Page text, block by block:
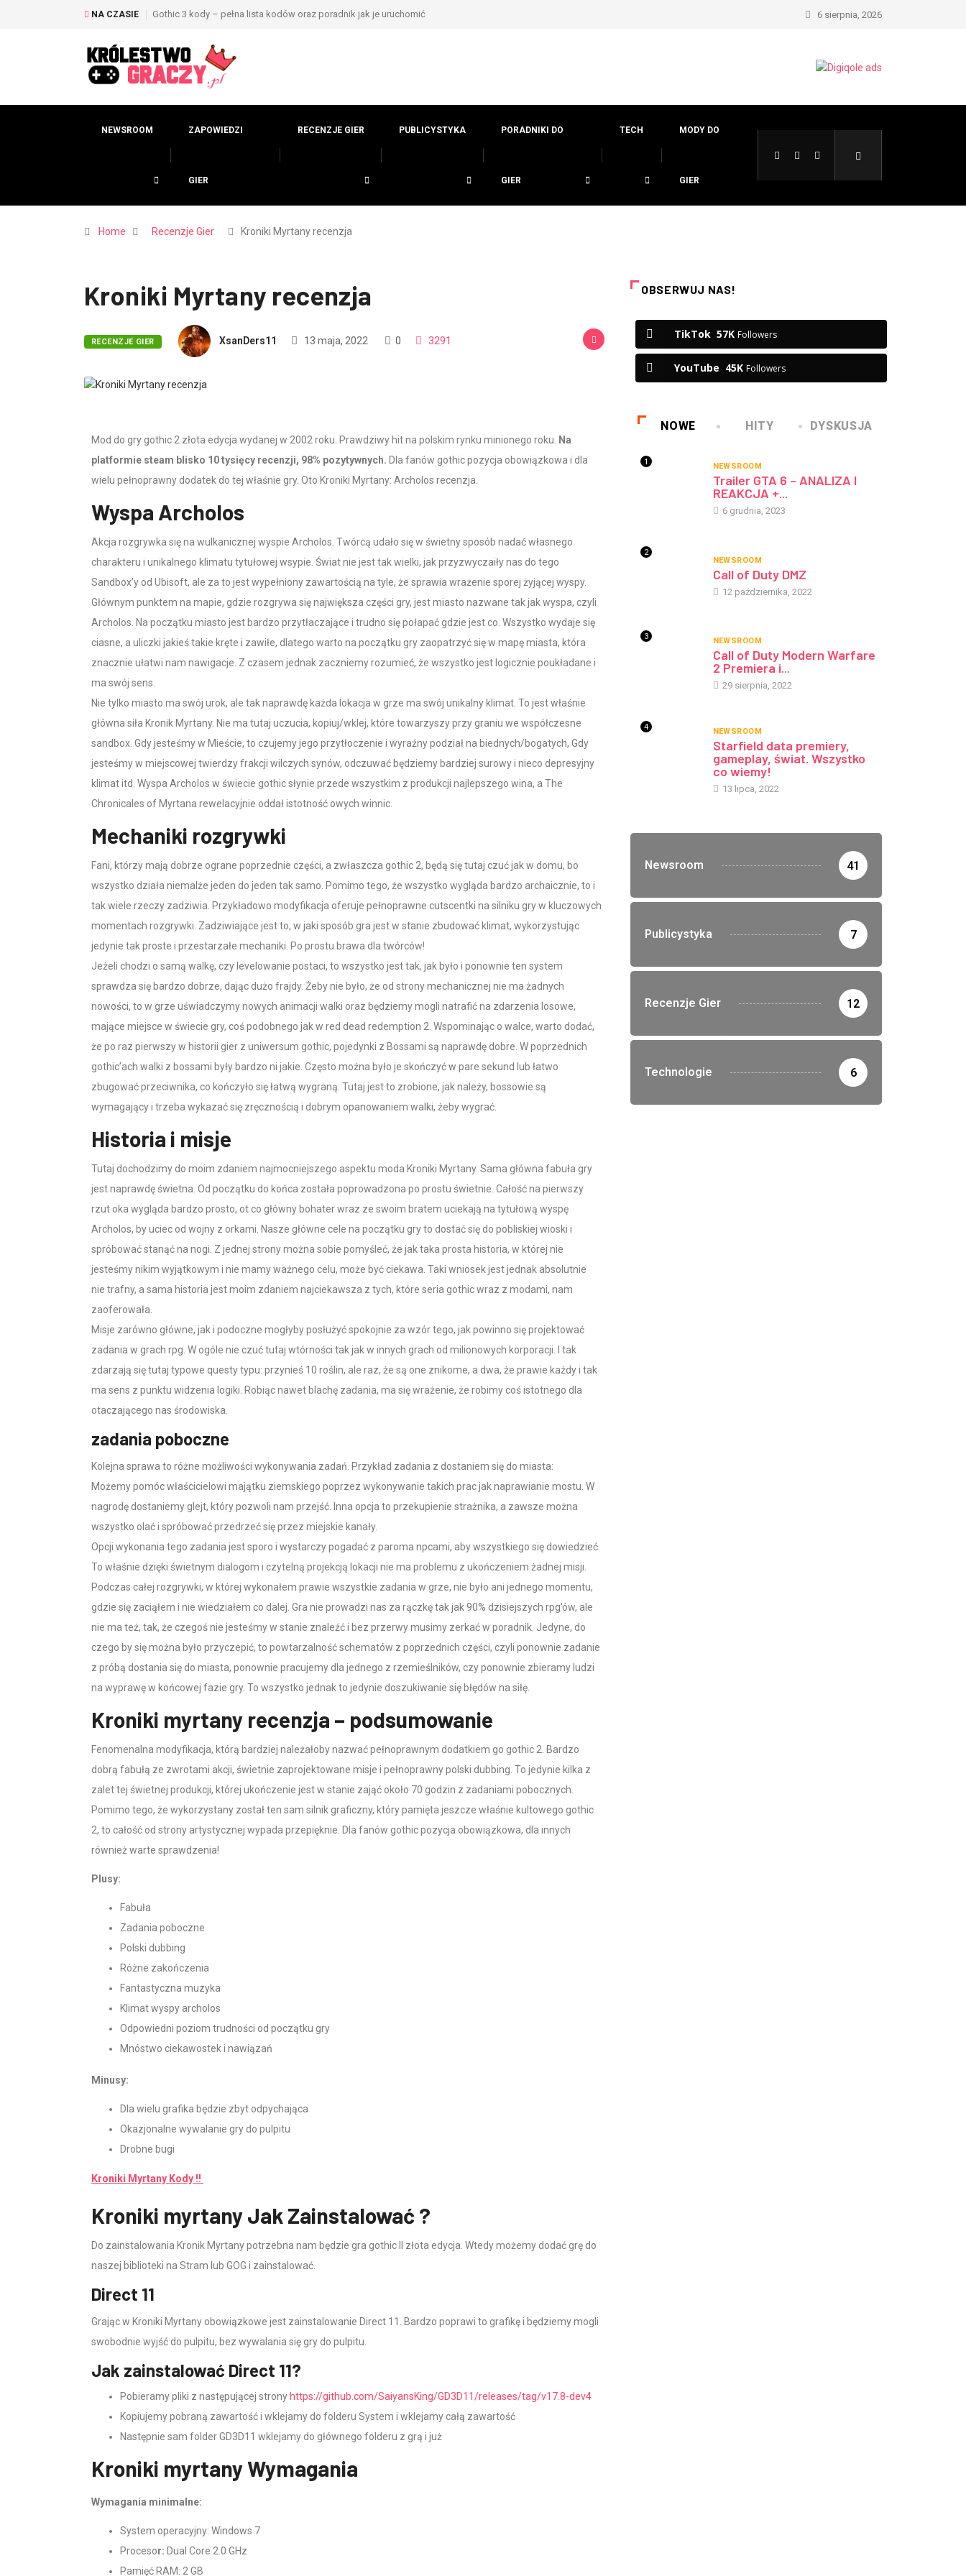
NA CZASIE Gothic 3 kody – pełna lista kodów oraz poradnik jak je uruchomić 6 sierpnia, 2026
NEWSROOM ZAPOWIEDZI
GIER
RECENZJE GIER PUBLICYSTYKA PORADNIKI DO
GIER
TECH MODY DO
GIER
Home Recenzje Gier Kroniki Myrtany recenzja
Kroniki Myrtany recenzja
RECENZJE GIER XsanDers11 13 maja, 2022 0 3291
Mod do gry gothic 2 złota edycja wydanej w 2002 roku. Prawdziwy hit na polskim rynku minionego roku.
Na
platformie steam blisko 10 tysięcy recenzji, 98% pozytywnych. Dla fanów gothic pozycja obowiązkowa i dla
wielu pełnoprawny dodatek do tej właśnie gry. Oto Kroniki Myrtany: Archolos recenzja.
Wyspa Archolos
Akcja rozgrywka się na wulkanicznej wyspie Archolos. Twórcą udało się w świetny sposób nadać własnego
charakteru i unikalnego klimatu tytułowej wsypie. Świat nie jest tak wielki, jak przyzwyczaiły nas do tego
Sandbox’y od Ubisoft, ale za to jest wypełniony zawartością na tyle, że sprawia wrażenie sporej żyjącej wyspy.
Głównym punktem na mapie, gdzie rozgrywa się największa części gry, jest miasto nazwane tak jak wyspa, czyli
Archolos. Na początku miasto jest bardzo przytłaczające i trudno się połapać gdzie jest co. Wszystko wydaje się
ciasne, a uliczki jakieś takie kręte i zawiłe, dlatego warto na początku gry zaopatrzyć się w mapę miasta, która
znacznie ułatwi nam nawigacje. Z czasem jednak zaczniemy rozumieć, że wszystko jest logicznie poukładane i
ma swój sens.
Nie tylko miasto ma swój urok, ale tak naprawdę każda lokacja w grze ma swój unikalny klimat. To jest właśnie
główna siła Kronik Myrtany. Nie ma tutaj uczucia, kopiuj/wklej, które towarzyszy przy graniu we współczesne
sandbox. Gdy jesteśmy w Mieście, to czujemy jego przytłoczenie i wyraźny podział na biednych/bogatych, Gdy
jesteśmy w miejscowej twierdzy frakcji wilczych synów, odczuwać będziemy bardziej surowy i nieco depresyjny
klimat itd. Wyspa Archolos w świecie gothic słynie przede wszystkim z produkcji najlepszego wina, a The
Chronicales of Myrtana rewelacyjnie oddał istotność owych winnic.
Mechaniki rozgrywki
Fani, którzy mają dobrze ograne poprzednie części, a zwłaszcza gothic 2, będą się tutaj czuć jak w domu, bo
wszystko działa niemalże jeden do jeden tak samo. Pomimo tego, że wszystko wygląda bardzo archaicznie, to i
tak wiele rzeczy zadziwia. Przykładowo modyfikacja oferuje pełnoprawne cutscentki na silniku gry w kluczowych
momentach rozgrywki. Zadziwiające jest to, w jaki sposób gra jest w stanie zbudować klimat, wykorzystując
jedynie tak proste i przestarzałe mechaniki. Po prostu brawa dla twórców!
Jeżeli chodzi o samą walkę, czy levelowanie postaci, to wszystko jest tak, jak było i ponownie ten system
sprawdza się bardzo dobrze, dając dużo frajdy. Żeby nie było, że od strony mechanicznej nie ma żadnych
nowości, to w grze uświadczymy nowych animacji walki oraz będziemy mogli natrafić na zdarzenia losowe,
mające miejsce w świecie gry, coś podobnego jak w red dead redemption 2. Wspominając o walce, warto dodać,
że po raz pierwszy w historii gier z uniwersum gothic, pojedynki z Bossami są naprawdę dobre. W poprzednich
gothic’ach walki z bossami były bardzo ni jakie. Często można było je skończyć w pare sekund lub łatwo
zbugować przeciwnika, co kończyło się łatwą wygraną. Tutaj jest to zrobione, jak należy, bossowie są
wymagający i trzeba wykazać się zręcznością i dobrym opanowaniem walki, żeby wygrać.
Historia i misje
Tutaj dochodzimy do moim zdaniem najmocniejszego aspektu moda Kroniki Myrtany. Sama główna fabuła gry
jest naprawdę świetna. Od początku do końca została poprowadzona po prostu świetnie. Całość na pierwszy
rzut oka wygląda bardzo prosto, ot co główny bohater wraz ze swoim bratem uciekają na tytułową wyspę
Archolos, by uciec od wojny z orkami. Nasze główne cele na początku gry to dostać się do pobliskiej wioski i
spróbować stanąć na nogi. Z jednej strony można sobie pomyśleć, że jak taka prosta historia, w której nie
jesteśmy nikim wyjątkowym i nie mamy ważnego celu, może być ciekawa. Taki wniosek jest jednak absolutnie
nie trafny, a sama historia jest moim zdaniem najciekawsza z tych, które seria gothic wraz z modami, nam
zaoferowała.
Misje zarówno główne, jak i podoczne mogłyby posłużyć spokojnie za wzór tego, jak powinno się projektować
zadania w grach rpg. W ogóle nie czuć tutaj wtórności tak jak w innych grach od milionowych korporacji. I tak
zdarzają się tutaj typowe questy typu: przynieś 10 roślin, ale raz, że są one znikome, a dwa, że prawie każdy i tak
ma sens z punktu widzenia logiki. Robiąc nawet blachę zadania, ma się wrażenie, że robimy coś istotnego dla
otaczającego nas środowiska.
zadania poboczne
Kolejna sprawa to różne możliwości wykonywania zadań. Przykład zadania z dostaniem się do miasta:
Możemy pomóc właścicielowi majątku ziemskiego poprzez wykonywanie takich prac jak naprawianie mostu. W
nagrodę dostaniemy glejt, który pozwoli nam przejść. Inna opcja to przekupienie strażnika, a zawsze można
wszystko olać i spróbować przedrzeć się przez miejskie kanały.
Opcji wykonania tego zadania jest sporo i wystarczy pogadać z paroma npcami, aby wszystkiego się dowiedzieć.
To właśnie dzięki świetnym dialogom i czytelną projekcją lokacji nie ma problemu z ukończeniem żadnej misji.
Podczas całej rozgrywki, w której wykonałem prawie wszystkie zadania w grze, nie było ani jednego momentu,
gdzie się zaciąłem i nie wiedziałem co dalej. Gra nie prowadzi nas za rączkę tak jak 90% dzisiejszych rpg’ów, ale
nie ma też, tak, że czegoś nie jesteśmy w stanie znaleźć i bez przerwy musimy zerkać w poradnik. Jedyne, do
czego by się można było przyczepić, to powtarzalność schematów z poprzednich części, czyli ponownie zadanie
z próbą dostania się do miasta, ponownie pracujemy dla jednego z rzemieślników, czy ponownie zbieramy ludzi
na wyprawę w końcowej fazie gry. To wszystko jednak to jedynie doszukiwanie się błędów na siłę.
Kroniki myrtany recenzja – podsumowanie
Fenomenalna modyfikacja, którą bardziej należałoby nazwać pełnoprawnym dodatkiem go gothic 2. Bardzo
dobrą fabułą ze zwrotami akcji, świetnie zaprojektowane misje i pełnoprawny polski dubbing. To jedynie kilka z
zalet tej świetnej produkcji, której ukończenie jest w stanie zająć około 70 godzin z zadaniami pobocznych.
Pomimo tego, że wykorzystany został ten sam silnik graficzny, który pamięta jeszcze właśnie kultowego gothic
2, to całość od strony artystycznej wypada przepięknie. Dla fanów gothic pozycja obowiązkowa, dla innych
również warte sprawdzenia!
Plusy:
Fabuła
Zadania poboczne
Polski dubbing
Różne zakończenia
Fantastyczna muzyka
Klimat wyspy archolos
Odpowiedni poziom trudności od początku gry
Mnóstwo ciekawostek i nawiązań
Minusy:
Dla wielu grafika będzie zbyt odpychająca
Okazjonalne wywalanie gry do pulpitu
Drobne bugi
Kroniki Myrtany Kody !!
Kroniki myrtany Jak Zainstalować ?
Do zainstalowania Kronik Myrtany potrzebna nam będzie gra gothic II złota edycja. Wtedy możemy dodać grę do
naszej biblioteki na Stram lub GOG i zainstalować.
Direct 11
Grając w Kroniki Myrtany obowiązkowe jest zainstalowanie Direct 11. Bardzo poprawi to grafikę i będziemy mogli
swobodnie wyjść do pulpitu, bez wywalania się gry do pulpitu.
Jak zainstalować Direct 11?
Pobieramy pliki z następującej strony https://github.com/SaiyansKing/GD3D11/releases/tag/v17.8-dev4
Kopiujemy pobraną zawartość i wklejamy do folderu System i wklejamy całą zawartość
Następnie sam folder GD3D11 wklejamy do głównego folderu z grą i już
Kroniki myrtany Wymagania
Wymagania minimalne:
System operacyjny: Windows 7
Procesor: Dual Core 2.0 GHz
Pamięć RAM: 2 GB
OBSERWUJ NAS!
TikTok 57K Followers
YouTube 45K Followers
NOWE HITY DYSKUSJA
1 NEWSROOM
Trailer GTA 6 – ANALIZA I
REAKCJA +...
6 grudnia, 2023
2
NEWSROOM
Call of Duty DMZ
12 października, 2022
3 NEWSROOM
Call of Duty Modern Warfare
2 Premiera i...
29 sierpnia, 2022
4 NEWSROOM
Starfield data premiery,
gameplay, świat. Wszystko
co wiemy!
13 lipca, 2022
Newsroom 41
Publicystyka 7
Recenzje Gier 12
Technologie 6